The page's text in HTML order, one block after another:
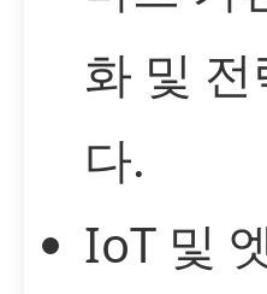
화 및
다.
IoT 및